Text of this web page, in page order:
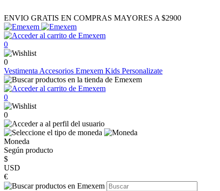
ENVIO GRATIS EN COMPRAS MAYORES A $2900
0
0
Vestimenta Accesorios Emexem Kids Personalizate
0
0
Moneda
Según producto
$
USD
€